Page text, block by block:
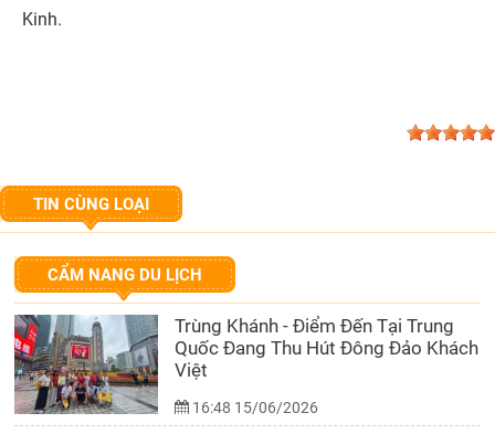
Kinh.
TIN CÙNG LOẠI
CẨM NANG DU LỊCH
Trùng Khánh - Điểm Đến Tại Trung
Quốc Đang Thu Hút Đông Đảo Khách
Việt
16:48 15/06/2026